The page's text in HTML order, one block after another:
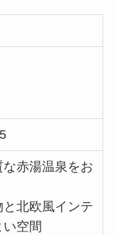
な赤湯温泉をお
と北欧風インテ
い空間